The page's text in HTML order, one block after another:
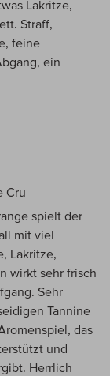
Lakritze,
Straff,
feine
ein
Cru
spielt der
mit viel
Lakritze,
wirkt sehr frisch
Sehr
Tannine
das
und
Herrlich